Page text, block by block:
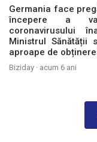
Germania face
începere a
coronavirusului
Ministrul Sănătății
aproape de
Biziday · acum 6 ani